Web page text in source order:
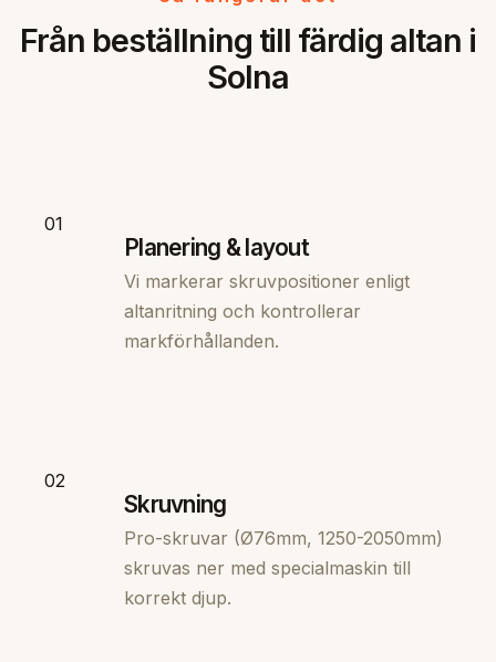
Från beställning till färdig altan i
Solna
01
Planering & layout
Vi markerar skruvpositioner enligt
altanritning och kontrollerar
markförhållanden.
02
Skruvning
Pro-skruvar (Ø76mm, 1250-2050mm)
skruvas ner med specialmaskin till
korrekt djup.